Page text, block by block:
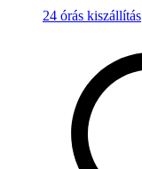
24 órás kiszállítás